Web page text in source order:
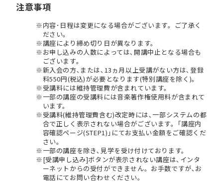
注意事項
内容･日程は変更になる場合がございます。ご了承く
ださい。
講座により締め切り日が異なります。
お申し込みの人数によっては､開講中止となる場合も
ございます。
新入会の方､または､13ヵ月以上受講がない方は､登録
料550円(税込)が必要となります(特別講座を除く)。
受講料には維持管理費が含まれています。
一部の講座の受講料には音楽著作権使用料が含まれて
います。
受講料(維持管理費含む)改定時には､一部システムの都
合で正しく表示されない場合がございます。｢講座内
容確認ページ(STEP1)｣にてお支払い金額をご確認くだ
さい。
一部の講座を除き､見学を受け付けております。
[受講申し込み]ボタンが表示されない講座は､インタ
ーネットからの受付ができません。お手数ですが､お
電話にてお問い合わせください。